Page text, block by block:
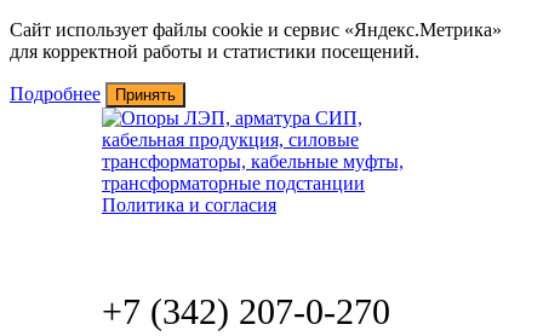
Сайт использует файлы cookie и сервис «Яндекс.Метрика»
для корректной работы и статистики посещений.
Подробнее Принять
+7 (342) 207-0-270